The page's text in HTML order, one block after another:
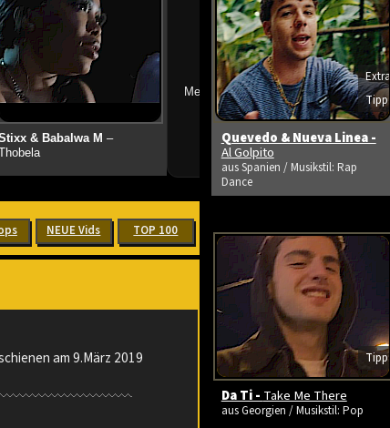
& Babalwa M –
➔
Mehr neue Vids ansehen
NEUE Vids TOP 100
am 9.März 2019
Extra
Tipp
Quevedo & Nueva Linea -
Al Golpito
aus Spanien / Musikstil: Rap
Dance
Tipp
Da Ti - Take Me There
aus Georgien / Musikstil: Pop